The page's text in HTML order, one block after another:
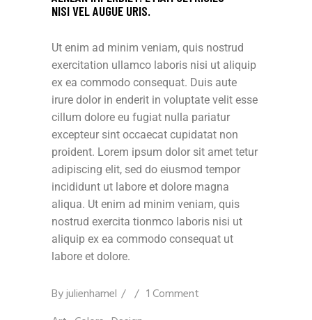
NISI VEL AUGUE URIS.
Ut enim ad minim veniam, quis nostrud
exercitation ullamco laboris nisi ut aliquip
ex ea commodo consequat. Duis aute
irure dolor in enderit in voluptate velit esse
cillum dolore eu fugiat nulla pariatur
excepteur sint occaecat cupidatat non
proident. Lorem ipsum dolor sit amet tetur
adipiscing elit, sed do eiusmod tempor
incididunt ut labore et dolore magna
aliqua. Ut enim ad minim veniam, quis
nostrud exercita tionmco laboris nisi ut
aliquip ex ea commodo consequat ut
labore et dolore.
Byjulienhamel
1 Comment